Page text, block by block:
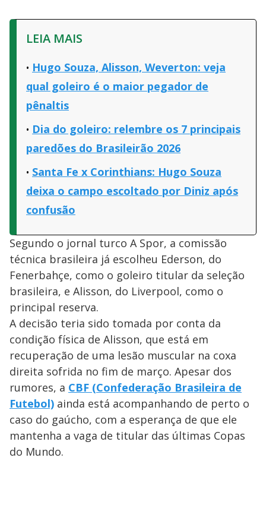
LEIA MAIS
Hugo Souza, Alisson, Weverton: veja
qual goleiro é o maior pegador de
pênaltis
Dia do goleiro: relembre os 7 principais
paredões do Brasileirão 2026
Santa Fe x Corinthians: Hugo Souza
deixa o campo escoltado por Diniz após
confusão
Segundo o jornal turco A Spor, a comissão
técnica brasileira já escolheu Ederson, do
Fenerbahçe, como o goleiro titular da seleção
brasileira, e Alisson, do Liverpool, como o
principal reserva.
A decisão teria sido tomada por conta da
condição física de Alisson, que está em
recuperação de uma lesão muscular na coxa
direita sofrida no fim de março. Apesar dos
rumores, a CBF (Confederação Brasileira de
Futebol) ainda está acompanhando de perto o
caso do gaúcho, com a esperança de que ele
mantenha a vaga de titular das últimas Copas
do Mundo.